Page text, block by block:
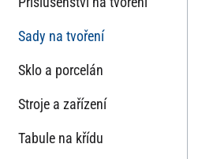
Sady na tvoření
Sklo a porcelán
Stroje a zařízení
Tabule na křídu